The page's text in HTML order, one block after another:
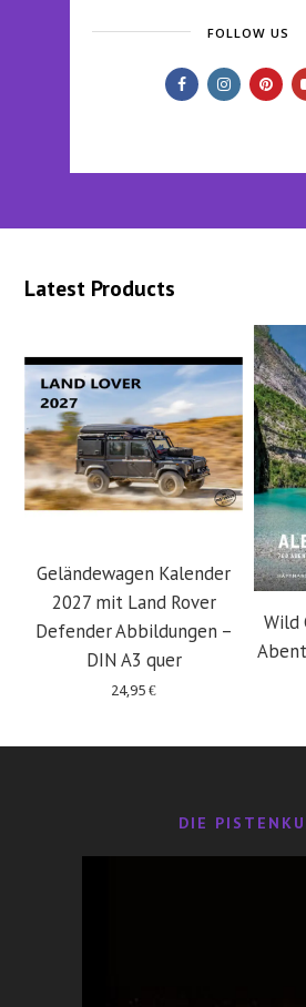
FOLLOW US
Latest Products
Geländewagen Kalender
2027 mit Land Rover
Defender Abbildungen –
DIN A3 quer
24,95€
Wild
DIE